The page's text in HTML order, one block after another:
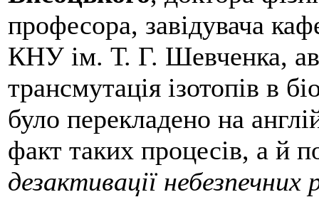
професора, завідувача
КНУ ім. Т. Г. Шевченка,
трансмутація ізотопів в
було перекладено на
факт таких процесів, а й
дезактивації